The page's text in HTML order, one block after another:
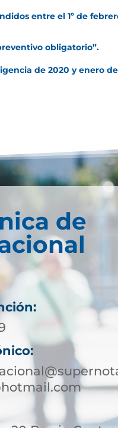
entre el 1º de
obligatorio”.
de 2020 y enero de
de